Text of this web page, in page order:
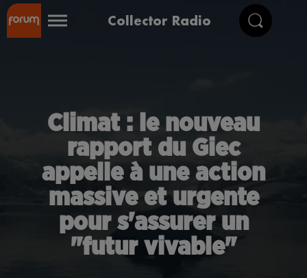
Collector Radio
Climat : le nouveau
rapport du Giec
appelle à une action
massive et urgente
pour s'assurer un
"futur vivable"